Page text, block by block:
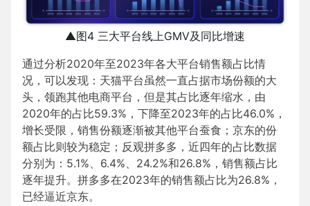
▲图4 三大平台线上GMV及同比增速
通过分析2020年至2023年各大平台销售额占比情
况，可以发现：天猫平台虽然一直占据市场份额的大
头，领跑其他电商平台，但是其占比逐年缩水，由
2020年的占比59.3%，下降至2023年的占比46.0%，
增长受限，销售份额逐渐被其他平台蚕食；京东的份
额占比则较为稳定；反观拼多多，近四年的占比数据
分别为：5.1%、6.4%、24.2%和26.8%，销售额占比
逐年提升。拼多多在2023年的销售额占比为26.8%，
已经逼近京东。